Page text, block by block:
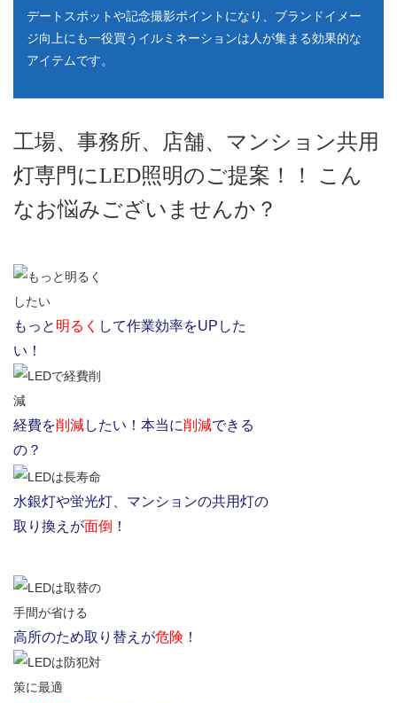
デートスポットや記念撮影ポイントになり、ブランドイメー
ジ向上にも一役買うイルミネーションは人が集まる効果的な
アイテムです。
工場、事務所、店舗、マンション共用
灯専門にLED照明のご提案！！ こん
なお悩みございませんか？
もっと 明るく して作業効率をUPした
い！
経費を削減したい！本当に削減できる
の？
水銀灯や蛍光灯、マンションの共用灯の
取り換えが面倒 ！
高所のため取り替えが危険 ！